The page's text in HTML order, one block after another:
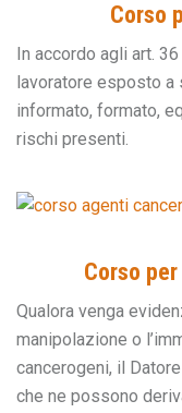
Corso
In accordo agli art.
lavoratore esposto
informato, formato,
rischi presenti.
Corso per
Qualora venga
manipolazione o
cancerogeni, il
che ne possono